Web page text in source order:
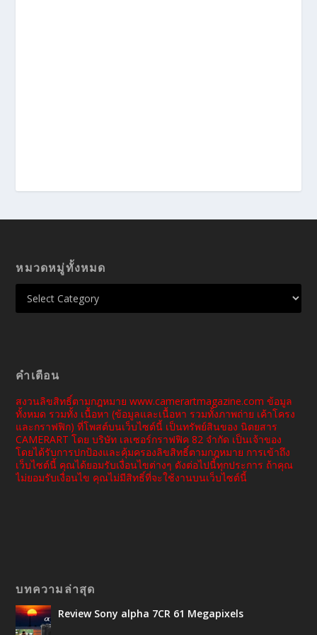
หมวดหมู่ทั้งหมด
คำเตือน
สงวนลิขสิทธิ์ตามกฎหมาย www.camerartmagazine.com ข้อมูล
ทั้งหมด รวมทั้ง เนื้อหา (ข้อมูลและเนื้อหา รวมทั้งภาพถ่าย เค้าโครง
และกราฟฟิก) ที่โพสต์บนเว็บไซต์นี้ เป็นทรัพย์สินของ นิตยสาร
CAMERART โดย บริษัท เลเซอร์กราฟฟิค 82 จำกัด เป็นเจ้าของ
โดยได้รับการปกป้องและคุ้มครองลิขสิทธิ์ตามกฎหมาย การเข้าถึง
เว็บไซต์นี้ คุณได้ยอมรับเงื่อนไขต่างๆ ดังต่อไปนี้ทุกประการ ถ้าคุณ
ไม่ยอมรับเงื่อนไข คุณไม่มีสิทธิ์ที่จะใช้งานบนเว็บไซต์นี้
บทความล่าสุด
Review Sony alpha 7CR 61 Megapixels